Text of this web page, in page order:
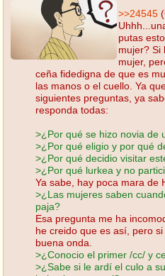
>>24545
putas
mujer? Si
mujer,
ceña fidedigna de que es
las manos o el cuello. Ya
siguientes preguntas, ya
responda todas:
>¿Por qué se hizo novia de
>¿Por qué eligio y por qué
>¿Por qué decidio visitar
>¿Por qué lurkea y no
Ya sabe, hay poca mara de
>¿Las mujeres saben
paja?
Esa pregunta me ha
he creido que es así, pero
buena onda.
>¿Conocio el primer /cc/ y
>¿Sabe si le ardí el culo a